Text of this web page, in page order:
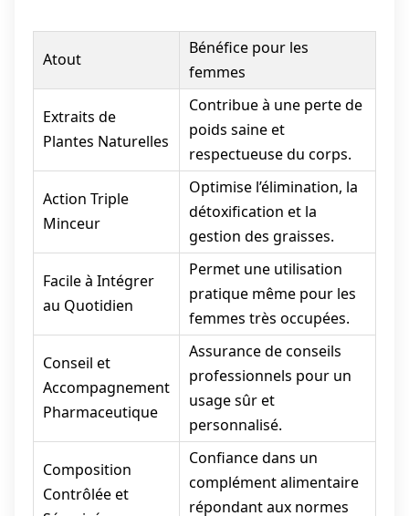
Atout
Bénéfice pour les
femmes
Extraits de
Plantes Naturelles
Contribue à une perte de
poids saine et
respectueuse du corps.
Action Triple
Minceur
Optimise l’élimination, la
détoxification et la
gestion des graisses.
Facile à Intégrer
au Quotidien
Permet une utilisation
pratique même pour les
femmes très occupées.
Conseil et
Accompagnement
Pharmaceutique
Assurance de conseils
professionnels pour un
usage sûr et
personnalisé.
Composition
Contrôlée et
Confiance dans un
complément alimentaire
répondant aux normes